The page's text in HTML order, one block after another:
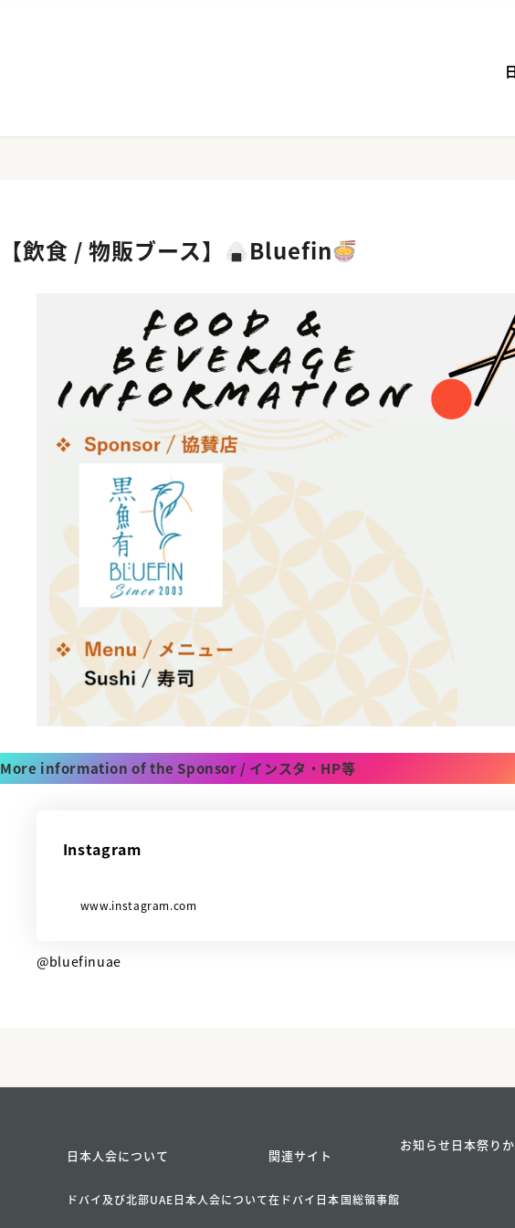
【飲食 / 物販ブース】 Bluefin
More information of the Sponsor / インスタ・HP等
Instagram
www.instagram.com
@bluefinuae
日本人会について
ドバイ及び北部UAE日本人会について
関連サイト
在ドバイ日本国総領事館
お知らせ 日本祭り